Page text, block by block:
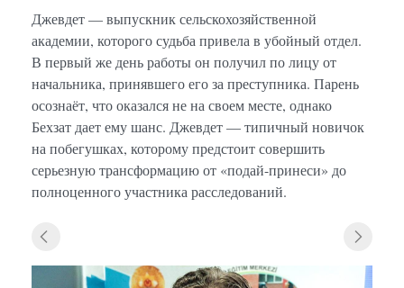
Джевдет — выпускник сельскохозяйственной
академии, которого судьба привела в убойный отдел.
В первый же день работы он получил по лицу от
начальника, принявшего его за преступника. Парень
осознаёт, что оказался не на своем месте, однако
Бехзат дает ему шанс. Джевдет — типичный новичок
на побегушках, которому предстоит совершить
серьезную трансформацию от «подай-принеси» до
полноценного участника расследований.